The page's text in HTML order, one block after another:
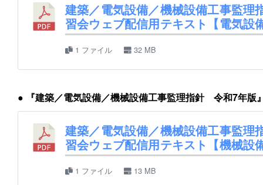
建築／電気設備／機械設備工事監理
習会ウェブ配信用テキスト【電気設
1 ファイル 32 MB
● 『建築／電気設備／機械設備工事監理指針 令和7年版
建築／電気設備／機械設備工事監理
習会ウェブ配信用テキスト【機械設
1 ファイル 13 MB